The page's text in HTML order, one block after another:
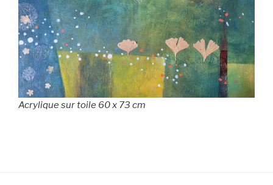
Acrylique sur toile 60 x 73 cm